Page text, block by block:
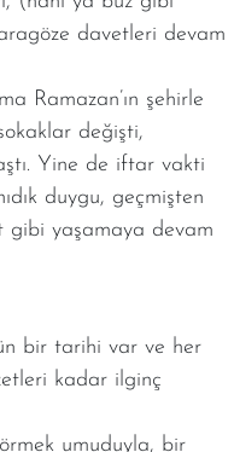
davetleri devam
Ramazan’ın şehirle
değişti,
Yine de iftar vakti
duygu, geçmişten
gibi yaşamaya devam
bir tarihi var ve her
kadar ilginç
umuduyla, bir